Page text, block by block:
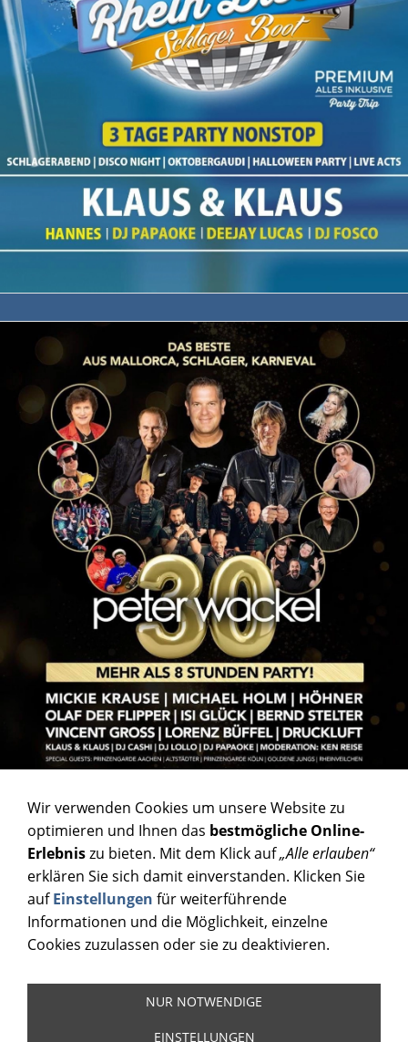
Wir verwenden Cookies um unsere Website zu
optimieren und Ihnen das bestmögliche Online-
Erlebniszu bieten. Mit dem Klick auf„Alle erlauben“
erklären Sie sich damit einverstanden. Klicken Sie
aufEinstellungen für weiterführende
Informationen und die Möglichkeit, einzelne
Cookies zuzulassen oder sie zu deaktivieren.
NUR NOTWENDIGE
EINSTELLUNGEN